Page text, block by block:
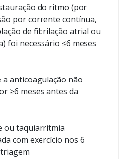
do ritmo (por
por corrente contínua,
de fibrilação atrial ou
foi necessário ≤6 meses
a anticoagulação não
≥6 meses antes da
ou taquiarritmia
com exercício nos 6